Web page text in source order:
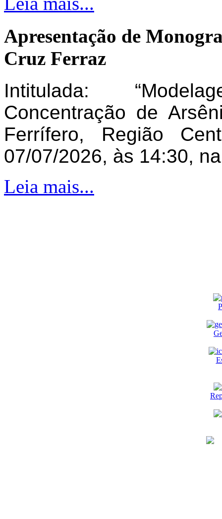
Apresentação de
Cruz Ferraz
Intitulada:
Concentração de
Ferrífero, Região
07/07/2026, às 14:30,
Leia mais...